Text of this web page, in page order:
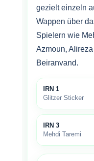
gezielt einzeln
Wappen über
Spielern wie
Azmoun,
Beiranvand.
IRN 1
Glitzer Sticker
IRN 3
Mehdi Taremi